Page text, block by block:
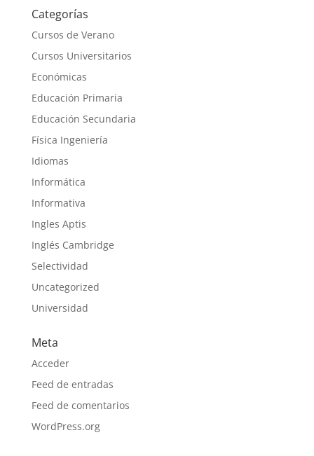
Categorías
Cursos de Verano
Cursos Universitarios
Económicas
Educación Primaria
Educación Secundaria
Física Ingeniería
Idiomas
Informática
Informativa
Ingles Aptis
Inglés Cambridge
Selectividad
Uncategorized
Universidad
Meta
Acceder
Feed de entradas
Feed de comentarios
WordPress.org